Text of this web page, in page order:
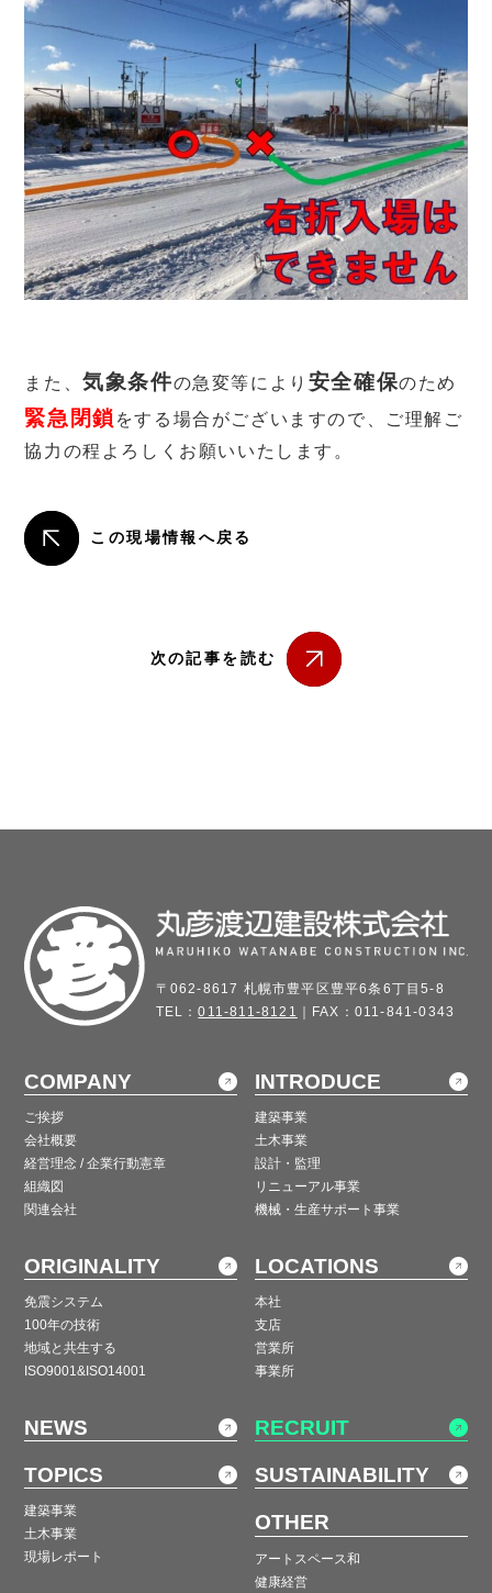
また、気象条件の急変等により 安全確保のため
緊急閉鎖 をする場合がご ざいますので、ご理解ご
協力の程よろしくお願いいたします。
この現場情報へ戻る
次の記事を読む
〒062-8617 札幌市豊平区豊平6条6丁目5-8
TEL：011-811-8121 ｜FAX：011-841-0343
COMPANY
ご挨拶
会社概要
経営理念 / 企業行動憲章
組織図
関連会社
INTRODUCE
建築事業
土木事業
設計・監理
リニューアル事業
機械・生産サポート事業
ORIGINALITY
免震システム
100年の技術
地域と共生する
ISO9001&ISO14001
LOCATIONS
本社
支店
営業所
事業所
NEWS
TOPICS
建築事業
土木事業
現場レポート
RECRUIT
SUSTAINABILITY
OTHER
アートスペース和
健康経営